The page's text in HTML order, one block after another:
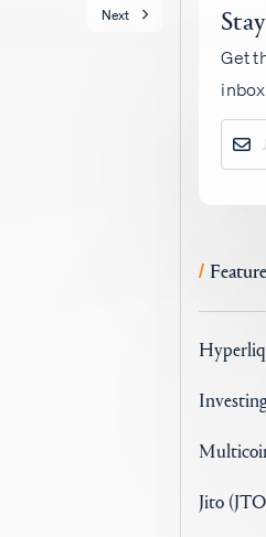
Next
Get
/
Jito